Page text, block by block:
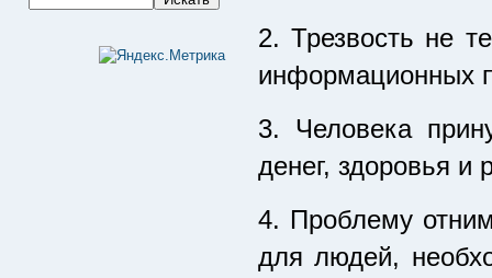
2. Трезвость не
информационных
3. Человека
денег, здоровья и
4. Проблему
для людей,